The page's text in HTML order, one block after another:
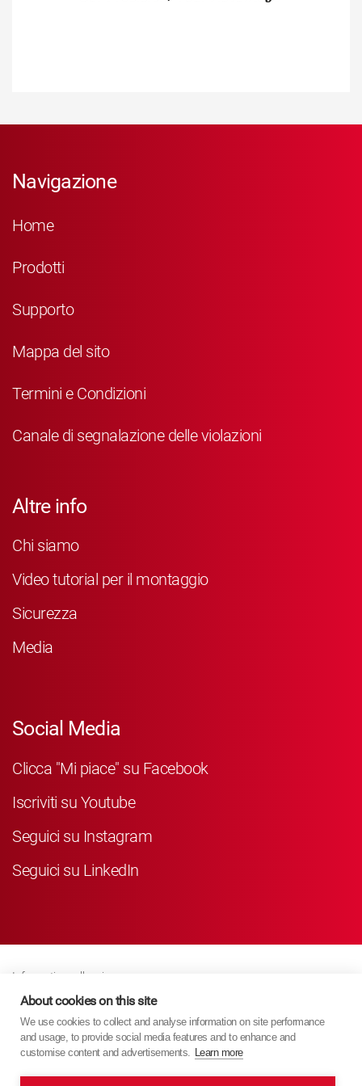
Navigazione
Home
Prodotti
Supporto
Mappa del sito
Termini e Condizioni
Canale di segnalazione delle violazioni
Altre info
Chi siamo
Video tutorial per il montaggio
Sicurezza
Media
Social Media
Clicca "Mi piace" su Facebook
Iscriviti su Youtube
Seguici su Instagram
Seguici su LinkedIn
Informativa sulla privacy
Business Partner Privacy
Politica Sui Cookie
Modern Slavery Act Policy
About cookies on this site
We use cookies to collect and analyse information on site performance
and usage, to provide social media features and to enhance and
customise content and advertisements. Learn more